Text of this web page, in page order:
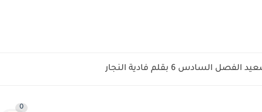
السادس 6 بقلم فادية النجار
0